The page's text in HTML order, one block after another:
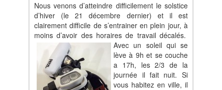
Parcours & Courses
Outils & Réseaux
Nous venons d’atteindre difficilement le solstice
d’hiver (le 21 décembre dernier) et il est
clairement difficile de s’entrainer en plein jour, à
moins d’avoir des horaires de travail décalés.
Avec un soleil qui se
lève à 9h et se couche
a 17h, les 2/3 de la
journée il fait nuit. Si
vous habitez en ville, il